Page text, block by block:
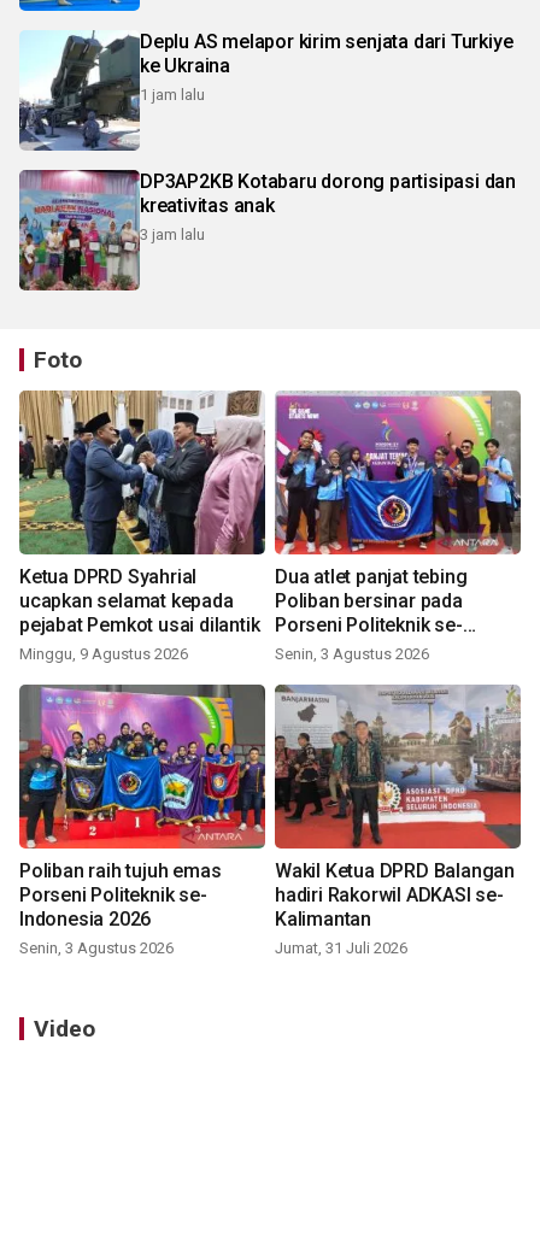
Deplu AS melapor kirim senjata dari Turkiye
ke Ukraina
1 jam lalu
DP3AP2KB Kotabaru dorong partisipasi dan
kreativitas anak
3 jam lalu
Foto
Ketua DPRD Syahrial
ucapkan selamat kepada
pejabat Pemkot usai dilantik
Minggu, 9 Agustus 2026
Dua atlet panjat tebing
Poliban bersinar pada
Porseni Politeknik se-
Indonesia 2026
Senin, 3 Agustus 2026
Poliban raih tujuh emas
Porseni Politeknik se-
Indonesia 2026
Senin, 3 Agustus 2026
Wakil Ketua DPRD Balangan
hadiri Rakorwil ADKASI se-
Kalimantan
Jumat, 31 Juli 2026
Video